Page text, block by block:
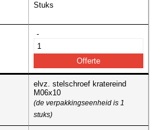
Stuks
-
elvz. stelschroef kratereind
M06x10
(de verpakkingseenheid is 1
stuks)